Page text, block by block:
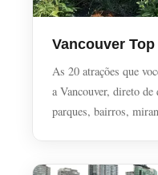
Vancouver Top
As 20 atrações que
a Vancouver, direto
parques, bairros,